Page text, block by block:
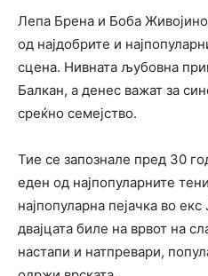
Лепа Брена и Боба
од најдобрите и
сцена. Нивната љубовна
Балкан, а денес важат за
среќно семејство.
Тие се запознале пред 30
еден од најпопуларните
најпопуларна пејачка во
двајцата биле на врвот на
настапи и натпревари,